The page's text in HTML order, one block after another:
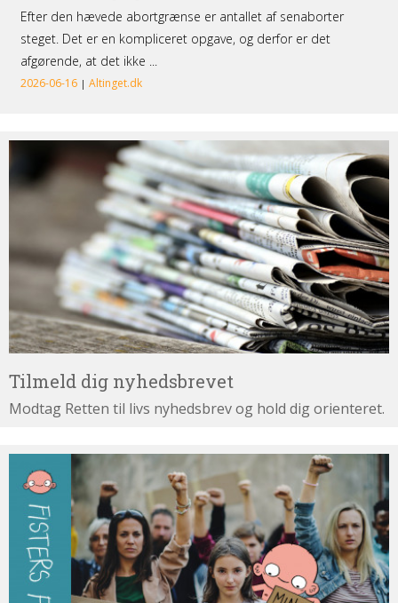
Tilmeld
dig
nyhedsbrevet
Tilmeld dig nyhedsbrevet
Modtag Retten til livs nyhedsbrev og hold dig orienteret.
også: